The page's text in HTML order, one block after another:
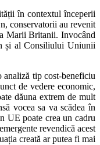
în contextul începerii
conservatorii au revenit
Marii Britanii. Invocând
și al Consiliului Uniunii
tip cost-beneficiu
de vedere economic,
dăuna extrem de mult
vocea sa va scădea în
UE poate crea un cadru
revendică acest
creată ar putea fi mai